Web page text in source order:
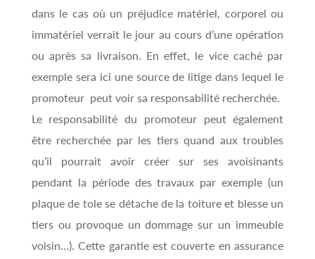
dans le cas où un préjudice matériel, corporel ou
immatériel verrait le jour au cours d’une opération
ou après sa livraison. En effet, le vice caché par
exemple sera ici une source de litige dans lequel le
promoteur peut voir sa responsabilité recherchée.
Le responsabilité du promoteur peut également
être recherchée par les tiers quand aux troubles
qu’il pourrait avoir créer sur ses avoisinants
pendant la période des travaux par exemple (un
plaque de tole se détache de la toiture et blesse un
tiers ou provoque un dommage sur un immeuble
voisin…). Cette garantie est couverte en assurance